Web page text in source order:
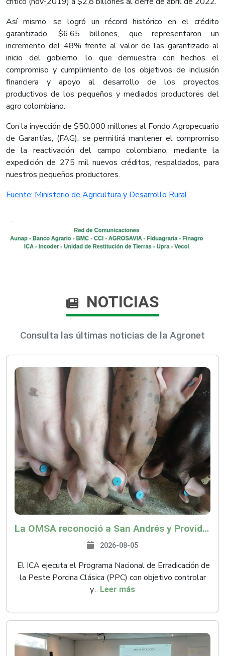
Así mismo, se logró un récord histórico en el crédito
garantizado, $6,65 billones, que representaron un
incremento del 48% frente al valor de las garantizado al
inicio del gobierno, lo que demuestra con hechos el
compromiso y cumplimiento de los objetivos de inclusión
financiera y apoyo al desarrollo de los proyectos
productivos de los pequeños y mediados productores del
agro colombiano.
Con la inyección de $50.000 millones al Fondo Agropecuario
de Garantías, (FAG), se permitirá mantener el compromiso
de la reactivación del campo colombiano, mediante la
expedición de 275 mil nuevos créditos, respaldados, para
nuestros pequeños productores.​
Fuente: Ministerio de Agricultura y Desarrollo Rural.​
NOTICIAS
Consulta las últimas noticias de la Agronet
La OMSA reconoció a San Andrés y Providencia como zona libre de Peste Porcina Clásica (PPC)
2026-08-05
El ICA ejecuta el Programa Nacional de Erradicación de
la Peste Porcina Clásica (PPC) con objetivo controlar
y... Leer más